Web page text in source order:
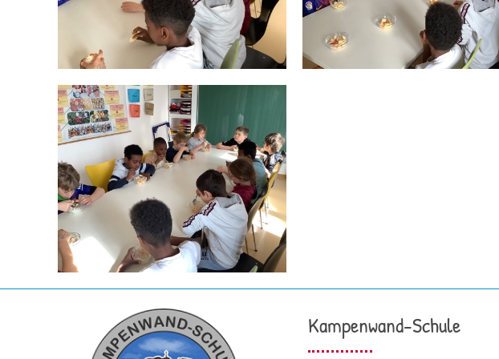
Kampenwand-Schule